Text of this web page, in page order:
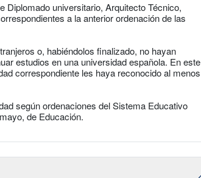
Diplomado universitario, Arquitecto Técnico,
a la anterior ordenación de las
o, habiéndolos finalizado, no hayan
estudios en una universidad española. En este
correspondiente les haya reconocido al menos
según ordenaciones del Sistema Educativo
de Educación.